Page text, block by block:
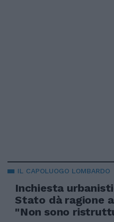
IL CAPOLUOGO LOMBARDO
Inchiesta
Stato dà ragione
"Non sono